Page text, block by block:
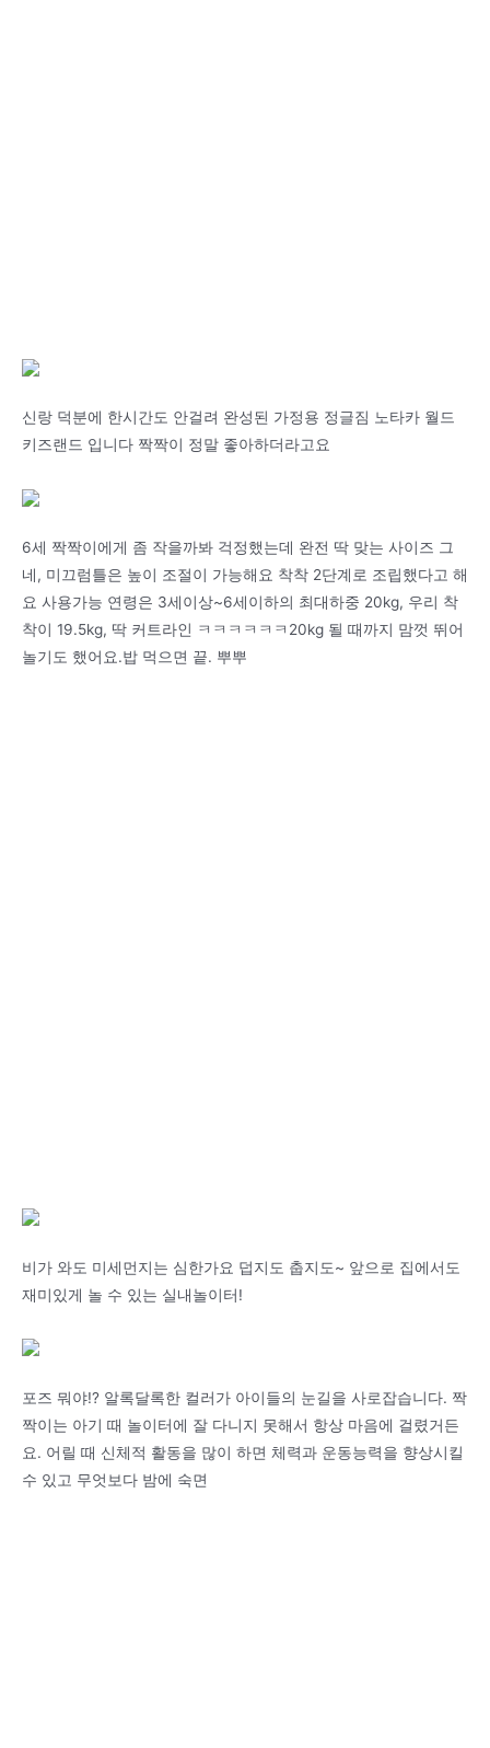
신랑 덕분에 한시간도 안걸려 완성된 가정용 정글짐 노타카 월드
키즈랜드 입니다 짝짝이 정말 좋아하더라고요
6세 짝짝이에게 좀 작을까봐 걱정했는데 완전 딱 맞는 사이즈 그
네, 미끄럼틀은 높이 조절이 가능해요 착착 2단계로 조립했다고 해
요 사용가능 연령은 3세이상~6세이하의 최대하중 20kg, 우리 착
착이 19.5kg, 딱 커트라인 ㅋㅋㅋㅋㅋㅋ20kg 될 때까지 맘껏 뛰어
놀기도 했어요.밥 먹으면 끝. 뿌뿌
비가 와도 미세먼지는 심한가요 덥지도 춥지도~ 앞으로 집에서도
재미있게 놀 수 있는 실내놀이터!
포즈 뭐야!? 알록달록한 컬러가 아이들의 눈길을 사로잡습니다. 짝
짝이는 아기 때 놀이터에 잘 다니지 못해서 항상 마음에 걸렸거든
요. 어릴 때 신체적 활동을 많이 하면 체력과 운동능력을 향상시킬
수 있고 무엇보다 밤에 숙면